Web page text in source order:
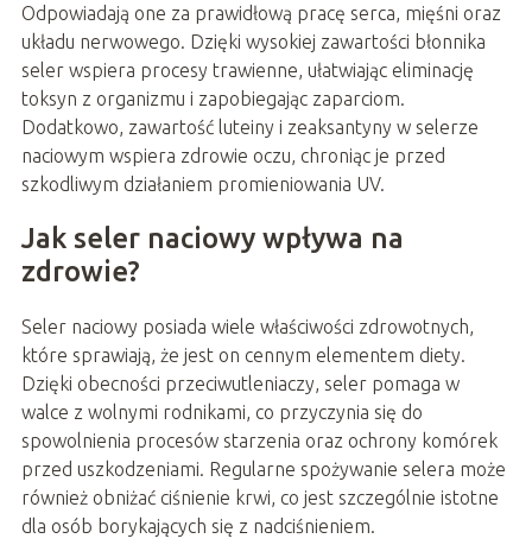
Odpowiadają one za prawidłową pracę serca, mięśni oraz
układu nerwowego. Dzięki wysokiej zawartości błonnika
seler wspiera procesy trawienne, ułatwiając eliminację
toksyn z organizmu i zapobiegając zaparciom.
Dodatkowo, zawartość luteiny i zeaksantyny w selerze
naciowym wspiera zdrowie oczu, chroniąc je przed
szkodliwym działaniem promieniowania UV.
Jak seler naciowy wpływa na
zdrowie?
Seler naciowy posiada wiele właściwości zdrowotnych,
które sprawiają, że jest on cennym elementem diety.
Dzięki obecności przeciwutleniaczy, seler pomaga w
walce z wolnymi rodnikami, co przyczynia się do
spowolnienia procesów starzenia oraz ochrony komórek
przed uszkodzeniami. Regularne spożywanie selera może
również obniżać ciśnienie krwi, co jest szczególnie istotne
dla osób borykających się z nadciśnieniem.